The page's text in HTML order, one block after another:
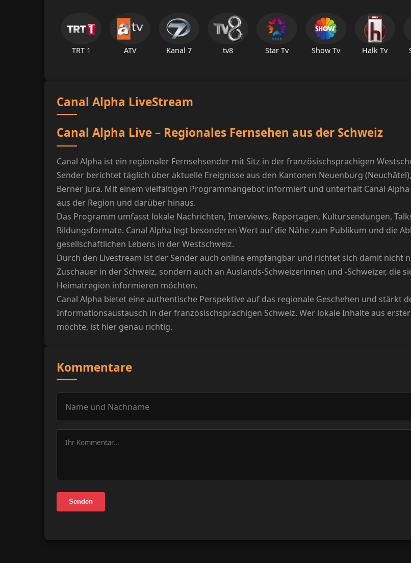
TRT 1 ATV Kanal 7 tv8 Star Tv Show Tv Halk Tv
Canal Alpha LiveStream
Canal Alpha Live – Regionales Fernsehen aus der Schweiz
Canal Alpha ist ein regionaler Fernsehsender mit Sitz in der französischsprachigen
Sender berichtet täglich über aktuelle Ereignisse aus den Kantonen Neuenburg
Berner Jura. Mit einem vielfältigen Programmangebot informiert und unterhält Canal
aus der Region und darüber hinaus.
Das Programm umfasst lokale Nachrichten, Interviews, Reportagen, Kultursendungen,
Bildungsformate. Canal Alpha legt besonderen Wert auf die Nähe zum Publikum und die
gesellschaftlichen Lebens in der Westschweiz.
Durch den Livestream ist der Sender auch online empfangbar und richtet sich damit nicht
Zuschauer in der Schweiz, sondern auch an Auslands-Schweizerinnen und -Schweizer, die
Heimatregion informieren möchten.
Canal Alpha bietet eine authentische Perspektive auf das regionale Geschehen und stärkt
Informationsaustausch in der französischsprachigen Schweiz. Wer lokale Inhalte aus
möchte, ist hier genau richtig.
Kommentare
Senden